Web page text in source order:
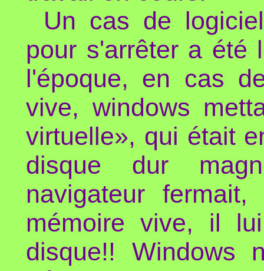
Un cas de
pour s'arrêter a été
l'époque, en cas
vive, windows
virtuelle», qui était
disque dur
navigateur
mémoire vive, il
disque!! Windows